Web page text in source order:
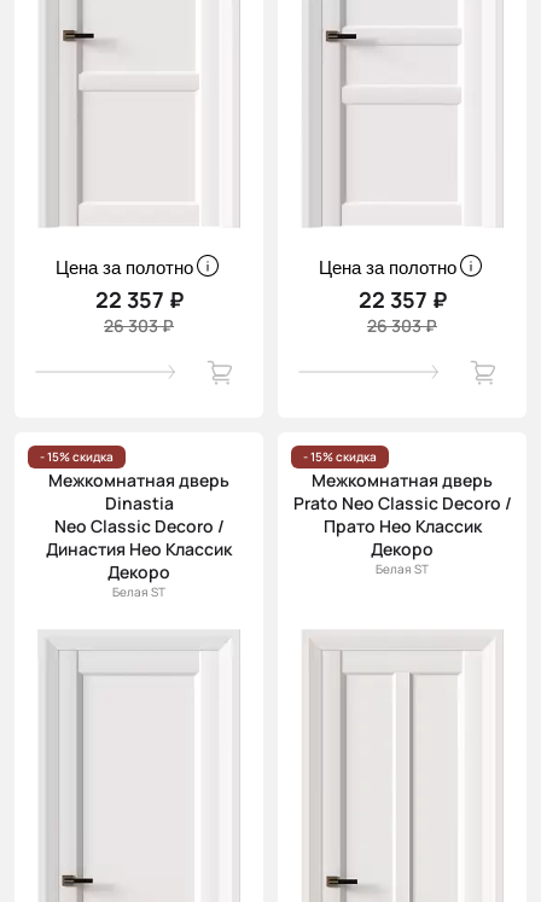
Цена за полотно
22 357 ₽
26 303 ₽
Цена за полотно
22 357 ₽
26 303 ₽
- 15% скидка
Межкомнатная дверь
Dinastia
Neo Classic Decoro /
Династия Нео Классик
Декоро
Белая ST
- 15% скидка
Межкомнатная дверь
Prato Neo Classic Decoro /
Прато Нео Классик
Декоро
Белая ST